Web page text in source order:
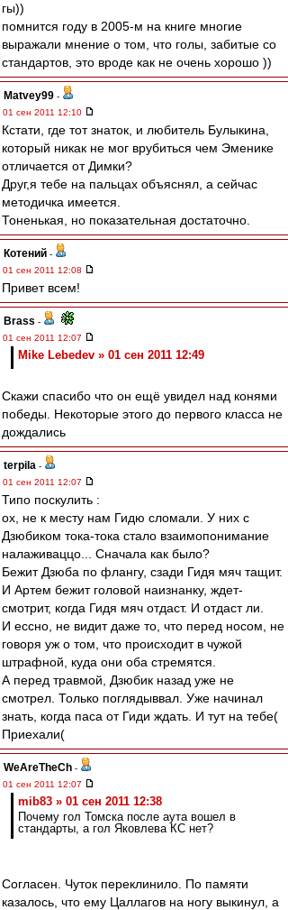
гы))
помнится году в 2005-м на книге многие
выражали мнение о том, что голы, забитые со
стандартов, это вроде как не очень хорошо ))
Matvey99 -
01 сен 2011 12:10
Кстати, где тот знаток, и любитель Булыкина,
который никак не мог врубиться чем Эменике
отличается от Димки?
Друг,я тебе на пальцах объяснял, а сейчас
методичка имеется.
Тоненькая, но показательная достаточно.
Котений -
01 сен 2011 12:08
Привет всем!
Brass -
01 сен 2011 12:07
Mike Lebedev » 01 сен 2011 12:49
Скажи спасибо что он ещё увидел над конями
победы. Некоторые этого до первого класса не
дождались
terpila -
01 сен 2011 12:07
Типо поскулить :
ох, не к месту нам Гидю сломали. У них с
Дзюбиком тока-тока стало взаимопонимание
налаживаццо... Сначала как было?
Бежит Дзюба по флангу, сзади Гидя мяч тащит.
И Артем бежит головой наизнанку, ждет-
смотрит, когда Гидя мяч отдаст. И отдаст ли.
И ессно, не видит даже то, что перед носом, не
говоря уж о том, что происходит в чужой
штрафной, куда они оба стремятся.
А перед травмой, Дзюбик назад уже не
смотрел. Только поглядыввал. Уже начинал
знать, когда паса от Гиди ждать. И тут на тебе(
Приехали(
WeAreTheCh -
01 сен 2011 12:07
mib83 » 01 сен 2011 12:38
Почему гол Томска после аута вошел в
стандарты, а гол Яковлева КС нет?
Согласен. Чуток переклинило. По памяти
казалось, что ему Цаллагов на ногу выкинул, а